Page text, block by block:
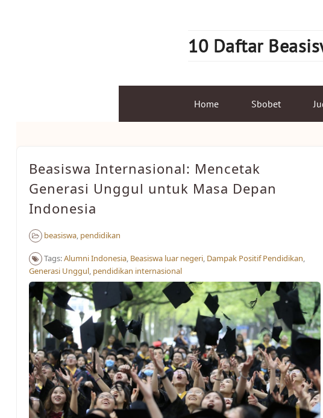
10 Daftar
Home Sbobet
Beasiswa Internasional: Mencetak
Generasi Unggul untuk Masa Depan
Indonesia
beasiswa, pendidikan
Tags:Alumni Indonesia, Beasiswa luar negeri, Dampak Positif Pendidikan,
Generasi Unggul, pendidikan internasional